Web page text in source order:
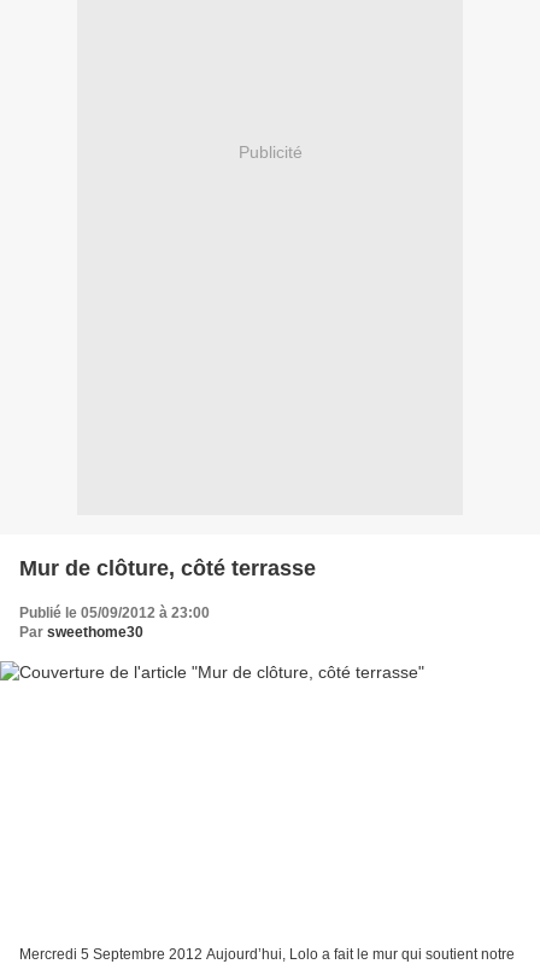
Publicité
Mur de clôture, côté terrasse
Publié le 05/09/2012 à 23:00
Par sweethome30
Mercredi 5 Septembre 2012 Aujourd’hui, Lolo a fait le mur qui soutient notre